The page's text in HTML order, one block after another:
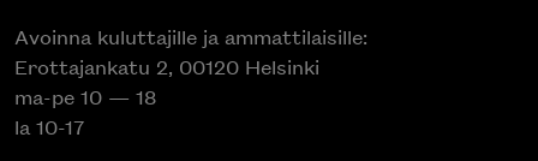
Avoinna kuluttajille ja ammattilaisille:
Erottajankatu 2, 00120 Helsinki
ma-pe 10 — 18
la 10-17